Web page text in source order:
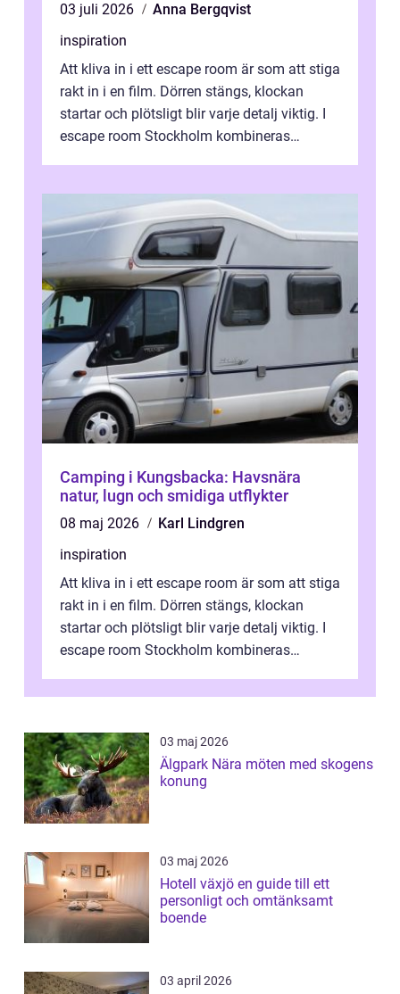
03 juli 2026
Anna Bergqvist
inspiration
Att kliva in i ett escape room är som att stiga
rakt in i en film. Dörren stängs, klockan
startar och plötsligt blir varje detalj viktig. I
escape room Stockholm kombineras
Camping i Kungsbacka: Havsnära
natur, lugn och smidiga utflykter
08 maj 2026
Karl Lindgren
inspiration
Att kliva in i ett escape room är som att stiga
rakt in i en film. Dörren stängs, klockan
startar och plötsligt blir varje detalj viktig. I
escape room Stockholm kombineras
03 maj 2026
Älgpark Nära möten med skogens
konung
03 maj 2026
Hotell växjö en guide till ett
personligt och omtänksamt
boende
03 april 2026